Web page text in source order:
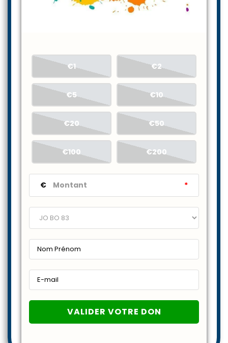
€1 €2
€5 €10
€20 €50
€100 €200
€ *